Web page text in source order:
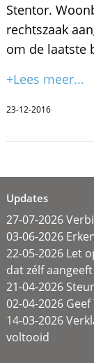
Stentor.
rechtszaak
om de laatste
+Lees meer...
23-12-2016
Updates
27-07-2026
03-06-2026
22-05-2026 Let
dat zélf aangeeft
21-04-2026
02-04-2026
14-03-2026
voltooid